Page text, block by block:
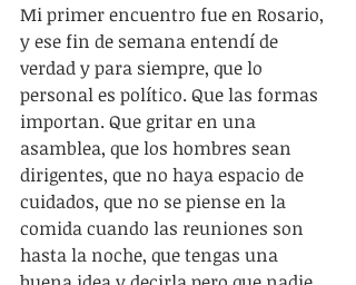
Mi primer encuentro fue en Rosario,
y ese fin de semana entendí de
verdad y para siempre, que lo
personal es político. Que las formas
importan. Que gritar en una
asamblea, que los hombres sean
dirigentes, que no haya espacio de
cuidados, que no se piense en la
comida cuando las reuniones son
hasta la noche, que tengas una